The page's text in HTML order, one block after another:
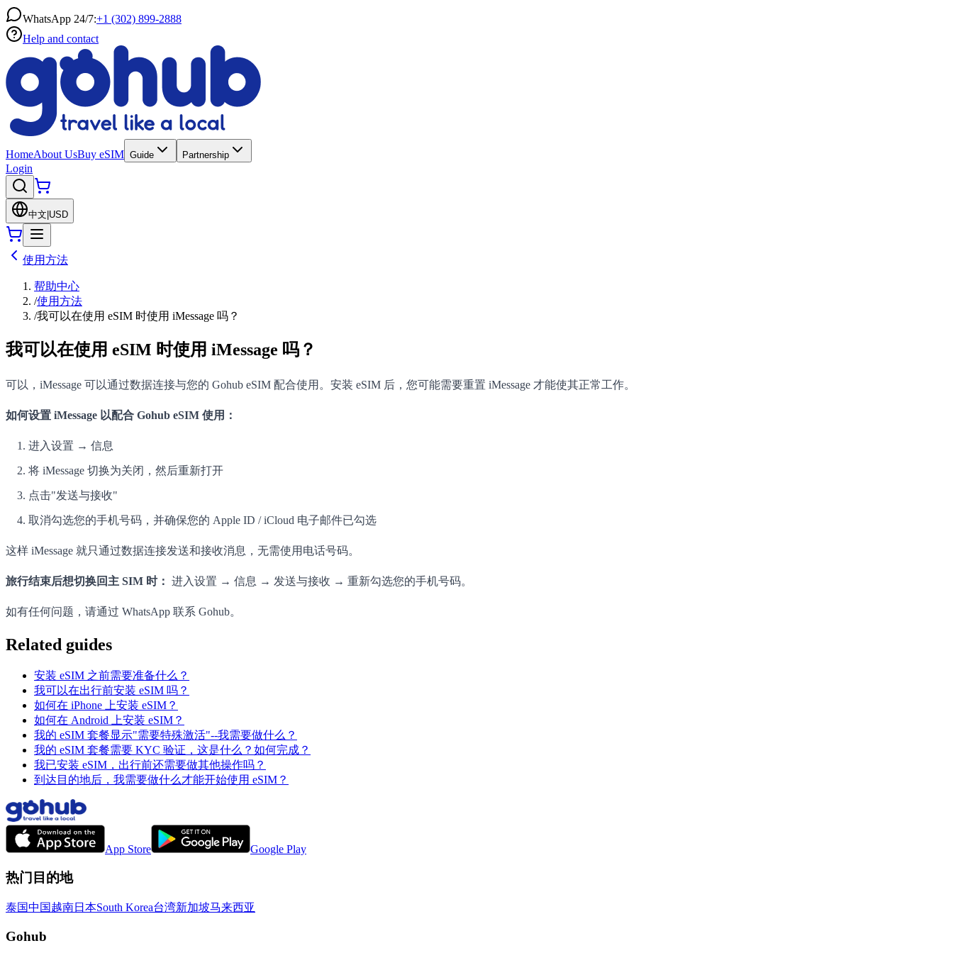
WhatsApp 24/7:+1 (302) 899-2888
Help and contact
HomeAbout UsBuy eSIM Guide Partnership
Login
中文 USD
使用方法
帮助中心
/使用方法
/我可以在使用 eSIM 时使用 iMessage 吗？
我可以在使用 eSIM 时使用 iMessage 吗？
可以，iMessage 可以通过数据连接与您的 Gohub eSIM 配合使用。安装 eSIM 后，您可能需要重置 iMessage 才能使其正常工作。
如何设置 iMessage 以配合 Gohub eSIM 使用：
进入设置 → 信息
将 iMessage 切换为关闭，然后重新打开
点击"发送与接收"
取消勾选您的手机号码，并确保您的 Apple ID / iCloud 电子邮件已勾选
这样 iMessage 就只通过数据连接发送和接收消息，无需使用电话号码。
旅行结束后想切换回主 SIM 时： 进入设置 → 信息 → 发送与接收 → 重新勾选您的手机号码。
如有任何问题，请通过 WhatsApp 联系 Gohub。
Related guides
安装 eSIM 之前需要准备什么？
我可以在出行前安装 eSIM 吗？
如何在 iPhone 上安装 eSIM？
如何在 Android 上安装 eSIM？
我的 eSIM 套餐显示"需要特殊激活"--我需要做什么？
我的 eSIM 套餐需要 KYC 验证，这是什么？如何完成？
我已安装 eSIM，出行前还需要做其他操作吗？
到达目的地后，我需要做什么才能开始使用 eSIM？
App Store Google Play
热门目的地
泰国中国越南日本South Korea台湾新加坡马来西亚
Gohub